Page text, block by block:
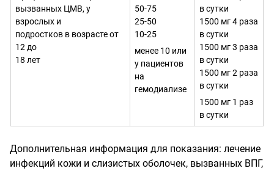
вызванных ЦМВ, у
взрослых и
подростков в возрасте от
12 до
18 лет
50-75
25-50
10-25
менее 10 или
у пациентов
на
гемодиализе
в сутки
1500 мг 4 раза
в сутки
1500 мг 3 раза
в сутки
1500 мг 2 раза
в сутки
1500 мг 1 раз
в сутки
Дополнительная информация для показания: лечение
инфекций кожи и слизистых оболочек, вызванных ВПГ,